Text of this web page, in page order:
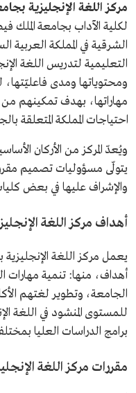
مركز اللغة الإنجليزية
لكلية الآداب بجامعة الملك
الشرقية في المملكة العربية
التعليمية لتدريس اللغة
ومحتوياتها ومدى
مهاراتها، بهدف تمكينهم من
احتياجات المملكة المتعلقة
ويُعدّ المركز من الأركان
يتولّى مسؤوليات تصميم
والإشراف عليها في بعض
أهداف مركز اللغة
يعمل مركز اللغة
أهداف، منها: تنمية مهارات
الجامعة، وتطوير لغتهم
للمستوى المنشود في اللغة
برامج الدراسات العليا
مقررات مركز اللغة